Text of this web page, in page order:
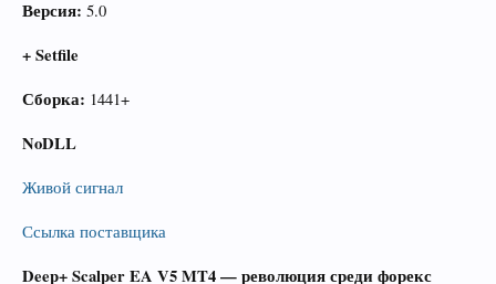
Версия: 5.0
+ Setfile
Сборка: 1441+
NoDLL
Живой сигнал
Ссылка поставщика
Deep+ Scalper EA V5 MT4 — революция среди форекс